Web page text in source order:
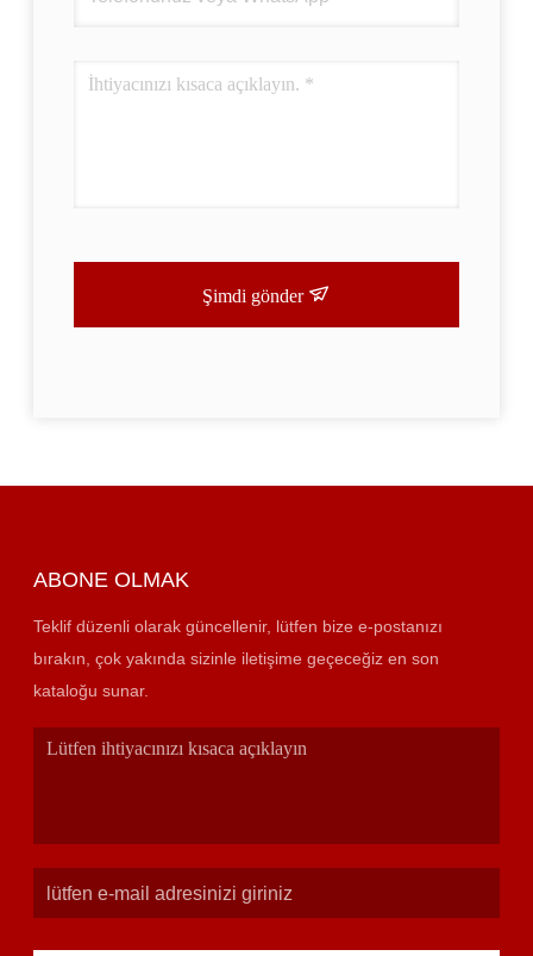
Şimdi gönder
ABONE OLMAK
Teklif düzenli olarak güncellenir, lütfen bize e-postanızı
bırakın, çok yakında sizinle iletişime geçeceğiz en son
kataloğu sunar.